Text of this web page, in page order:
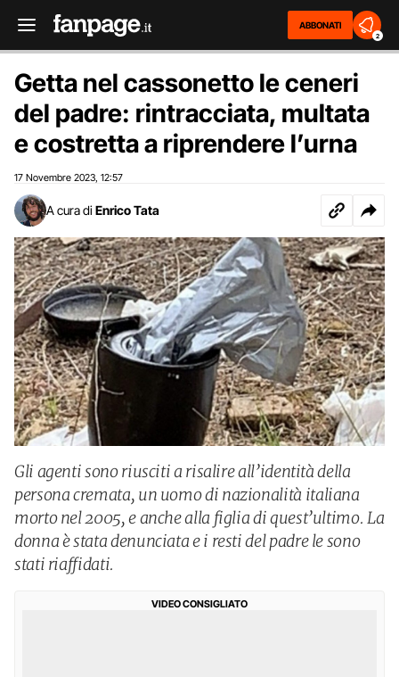
ABBONATI
2
Getta nel cassonetto le ceneri
del padre: rintracciata, multata
e costretta a riprendere l’urna
17 Novembre 2023 12:57
A cura di Enrico Tata
Gli agenti sono riusciti a risalire all’identità della
persona cremata, un uomo di nazionalità italiana
morto nel 2005, e anche alla figlia di quest’ultimo. La
donna è stata denunciata e i resti del padre le sono
stati riaffidati.
VIDEO CONSIGLIATO